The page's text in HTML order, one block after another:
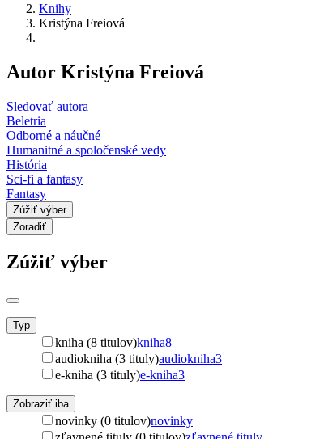
Knihy
Kristýna Freiová
Autor Kristýna Freiová
Sledovať autora
Beletria
Odborné a náučné
Humanitné a spoločenské vedy
História
Sci-fi a fantasy
Fantasy
Zúžiť výber
Zoradiť
Zúžiť výber
Typ
kniha (8 titulov)kniha8
audiokniha (3 tituly)audiokniha3
e-kniha (3 tituly)e-kniha3
Zobraziť iba
novinky (0 titulov)novinky